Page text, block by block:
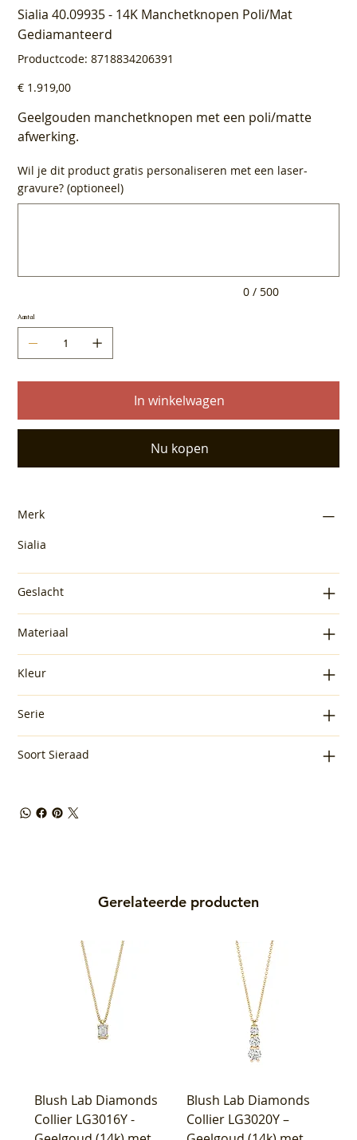
Sialia 40.09935 - 14K Manchetknopen Poli/Mat
Gediamanteerd
Productcode: Productcode
8718834206391
8718834206391
Prijs
€ 1.919,00
Geelgouden manchetknopen met een poli/matte
afwerking.
Wil je dit product gratis personaliseren met een laser-
gravure? (optioneel)
0 / 500
Aantal
In winkelwagen
Nu kopen
Merk
Sialia
Geslacht
Materiaal
Kleur
Serie
Soort Sieraad
Gerelateerde producten
Blush Lab Diamonds
Collier LG3016Y -
Blush Lab Diamonds
Collier LG3020Y –